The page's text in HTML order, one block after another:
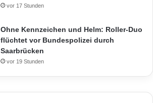
vor 17 Stunden
Ohne Kennzeichen und Helm: Roller-Duo
flüchtet vor Bundespolizei durch
Saarbrücken
vor 19 Stunden